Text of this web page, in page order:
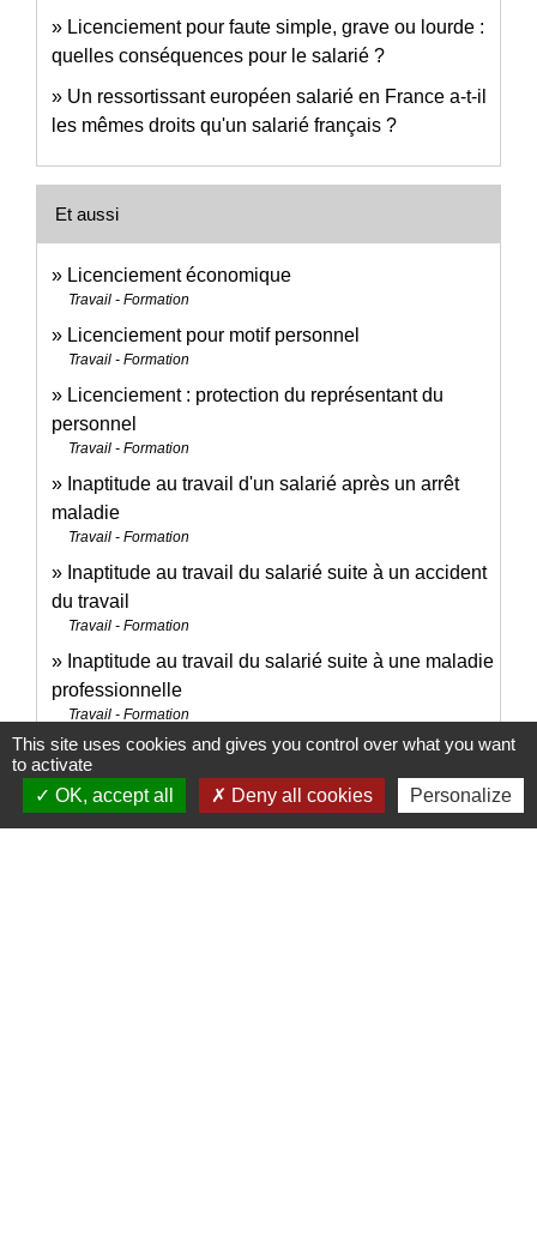
Licenciement pour faute simple, grave ou lourde :
quelles conséquences pour le salarié ?
Un ressortissant européen salarié en France a-t-il
les mêmes droits qu'un salarié français ?
Et aussi
Licenciement économique
Travail - Formation
Licenciement pour motif personnel
Travail - Formation
Licenciement : protection du représentant du
personnel
Travail - Formation
Inaptitude au travail d'un salarié après un arrêt
maladie
Travail - Formation
Inaptitude au travail du salarié suite à un accident
du travail
Travail - Formation
Inaptitude au travail du salarié suite à une maladie
professionnelle
Travail - Formation
Signaler une erreur sur cette page
This site uses cookies and gives you control over what you want
to activate
OK, accept all
Deny all cookies Personalize